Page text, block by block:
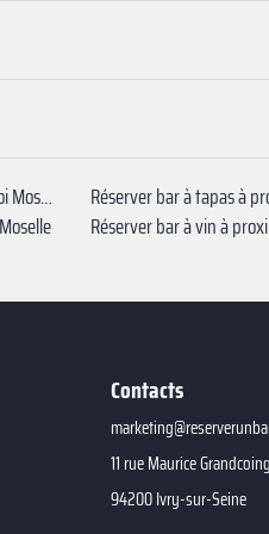
Privatiser bar terrasse autour de moi Moselle
Réserver bar à tapas à
Réserver bar à vin à
Contacts
11 rue Maurice Grandcoing
94200 Ivry-sur-Seine